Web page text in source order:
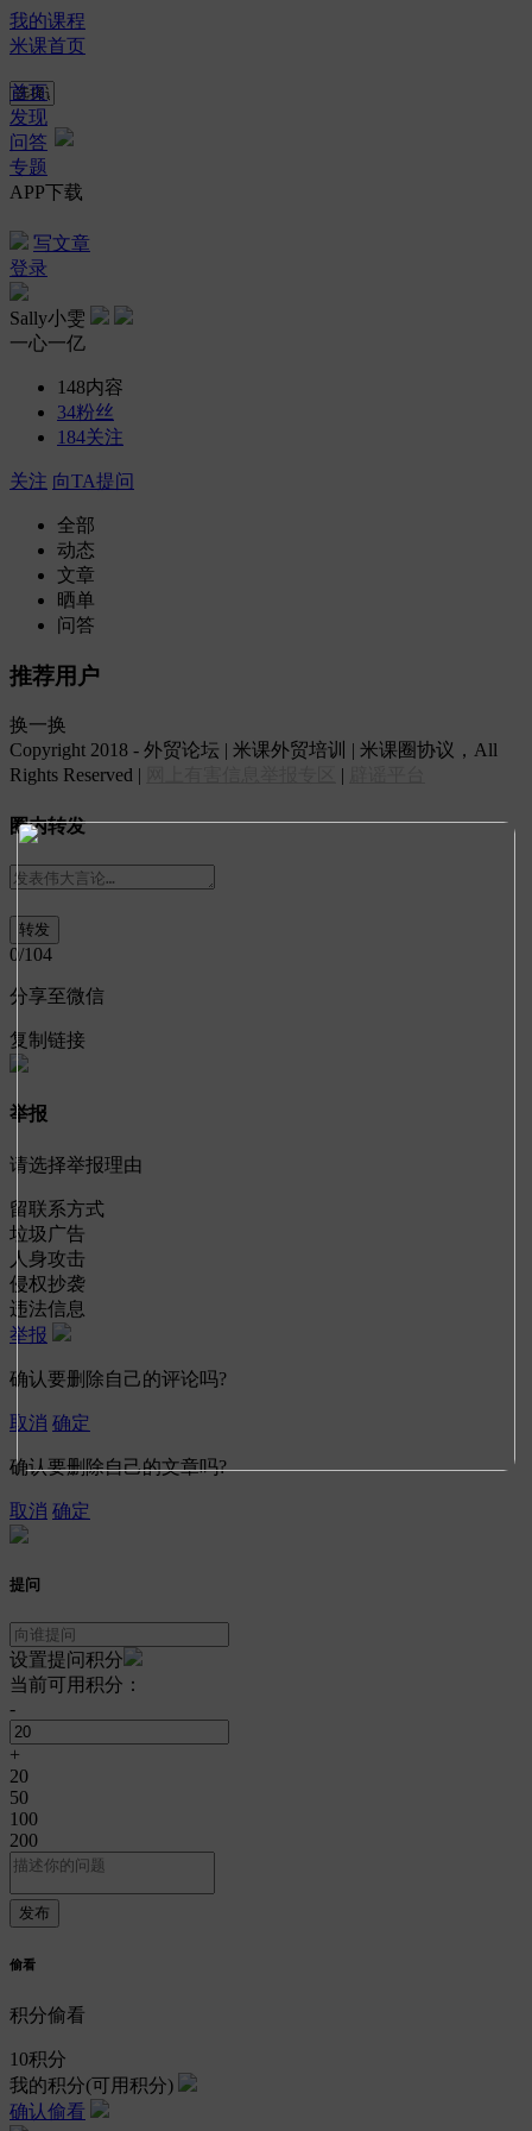
我的课程
米课首页
首页
发现
问答
专题
APP下载
写文章
登录
Sally小雯
一心一亿
148内容
34粉丝
184关注
关注 向TA提问
全部
动态
文章
晒单
问答
推荐用户
换一换
Copyright 2018 - 外贸论坛 | 米课外贸培训 | 米课圈协议，All
Rights Reserved |
|
圈内转发
0/104
分享至微信
复制链接
举报
请选择举报理由
留联系方式
垃圾广告
人身攻击
侵权抄袭
违法信息
举报
确认要删除自己的评论吗?
取消 确定
确认要删除自己的文章吗?
取消 确定
提问
设置提问积分
当前可用积分：
-
+
20
50
100
200
偷看
积分偷看
10积分
我的积分(可用积分)
确认偷看